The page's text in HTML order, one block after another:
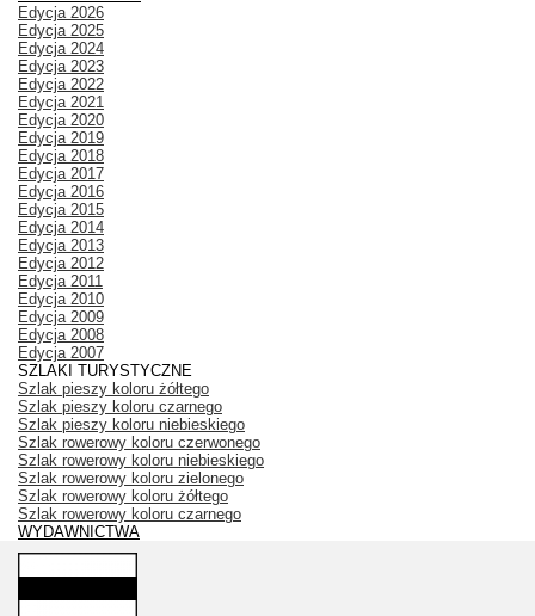
Edycja 2026
Edycja 2025
Edycja 2024
Edycja 2023
Edycja 2022
Edycja 2021
Edycja 2020
Edycja 2019
Edycja 2018
Edycja 2017
Edycja 2016
Edycja 2015
Edycja 2014
Edycja 2013
Edycja 2012
Edycja 2011
Edycja 2010
Edycja 2009
Edycja 2008
Edycja 2007
SZLAKI TURYSTYCZNE
Szlak pieszy koloru żółtego
Szlak pieszy koloru czarnego
Szlak pieszy koloru niebieskiego
Szlak rowerowy koloru czerwonego
Szlak rowerowy koloru niebieskiego
Szlak rowerowy koloru zielonego
Szlak rowerowy koloru żółtego
Szlak rowerowy koloru czarnego
WYDAWNICTWA